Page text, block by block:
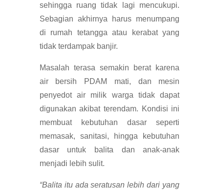
sehingga ruang tidak lagi mencukupi.
Sebagian akhirnya harus menumpang
di rumah tetangga atau kerabat yang
tidak terdampak banjir.
Masalah terasa semakin berat karena
air bersih PDAM mati, dan mesin
penyedot air milik warga tidak dapat
digunakan akibat terendam. Kondisi ini
membuat kebutuhan dasar seperti
memasak, sanitasi, hingga kebutuhan
dasar untuk balita dan anak-anak
menjadi lebih sulit.
“Balita itu ada seratusan lebih dari yang